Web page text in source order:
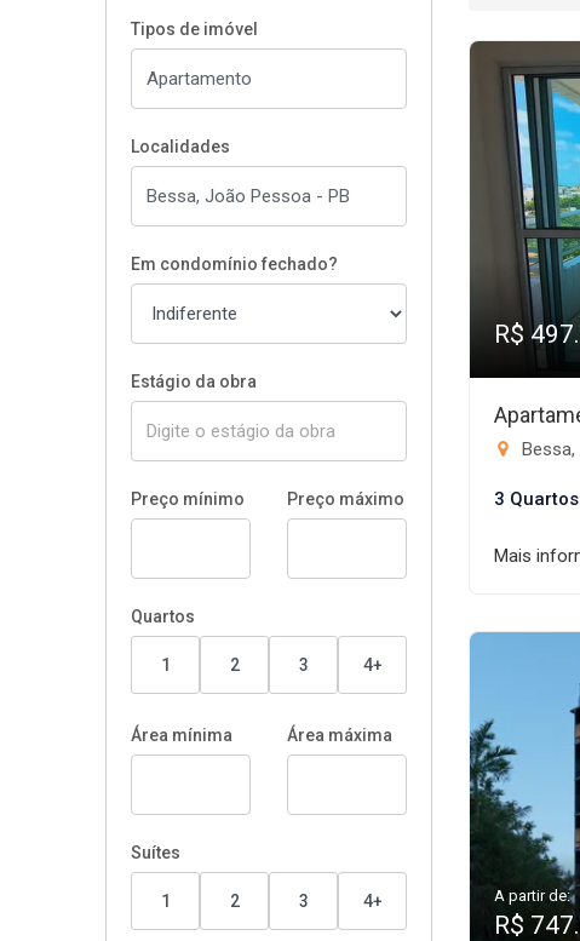
Tipos de imóvel
Localidades
Em condomínio fechado?
Estágio da obra
Preço mínimo Preço máximo
Quartos
1 2 3 4+
Área mínima Área máxima
Suítes
1 2 3 4+
R$
3 Quartos
Mais
A partir de:
R$